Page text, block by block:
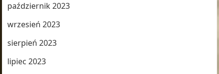
październik 2023
wrzesień 2023
sierpień 2023
lipiec 2023